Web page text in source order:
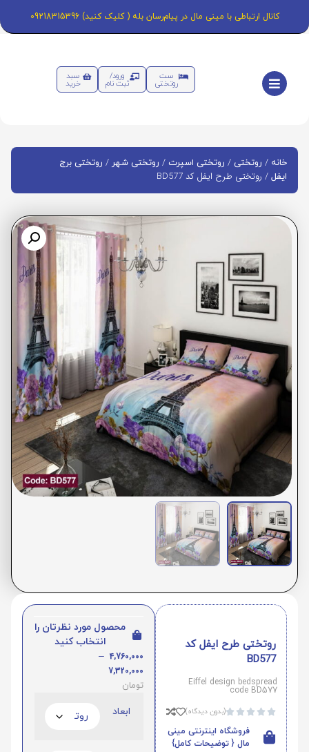
کانال ارتباطی با مینی مال در پیام‌رسان بله ( کلیک کنید) 09218315396
ست
روتختی
ورود/
ثبت نام
سبد
خرید
خانه / روتختی / روتختی اسپرت / روتختی شهر / روتختی برج
ایفل / روتختی طرح ایفل کد BD577
روتختی طرح ایفل کد
BD577
Eiffel design bedspread
code BD577




(بدون دیدگاه)
فروشگاه اینترنتی مینی
مال { توضیحات کامل}
محصول مورد نظرتان را
انتخاب کنید
4,760,000
–
7,320,000
تومان
ابعاد